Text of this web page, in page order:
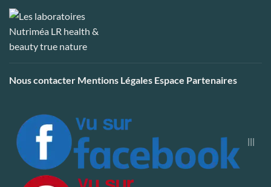
Nous contacter Mentions Légales Espace Partenaires
|||